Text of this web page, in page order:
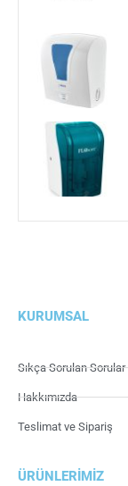
KURUMSAL
Sıkça Sorulan Sorular
Hakkımızda
Teslimat ve Sipariş
ÜRÜNLERIMIZ